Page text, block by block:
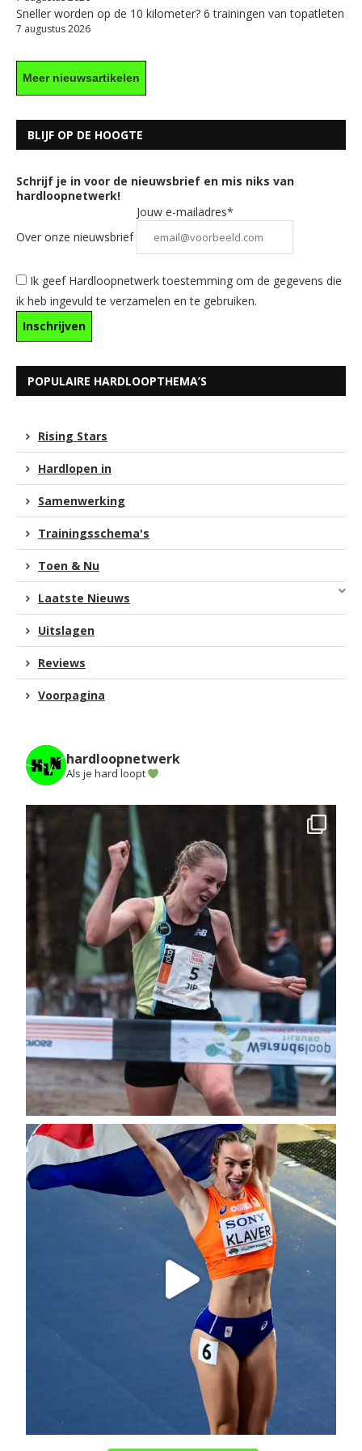
Sneller worden op de 10 kilometer? 6 trainingen van topatleten
7 augustus 2026
Meer nieuwsartikelen
BLIJF OP DE HOOGTE
Schrijf je in voor de nieuwsbrief en mis niks van
hardloopnetwerk!
Over onze nieuwsbrief
Jouw e-mailadres*
Ik geef Hardloopnetwerk toestemming om de gegevens die
ik heb ingevuld te verzamelen en te gebruiken.
POPULAIRE HARDLOOPTHEMA’S
Rising Stars
Hardlopen in
Samenwerking
Trainingsschema's
Toen & Nu
Laatste Nieuws
Uitslagen
Reviews
Voorpagina
hardloopnetwerk
Als je hard loopt